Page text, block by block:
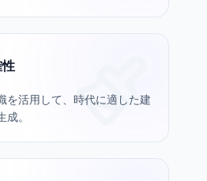
を活用して、時代に適した建
。